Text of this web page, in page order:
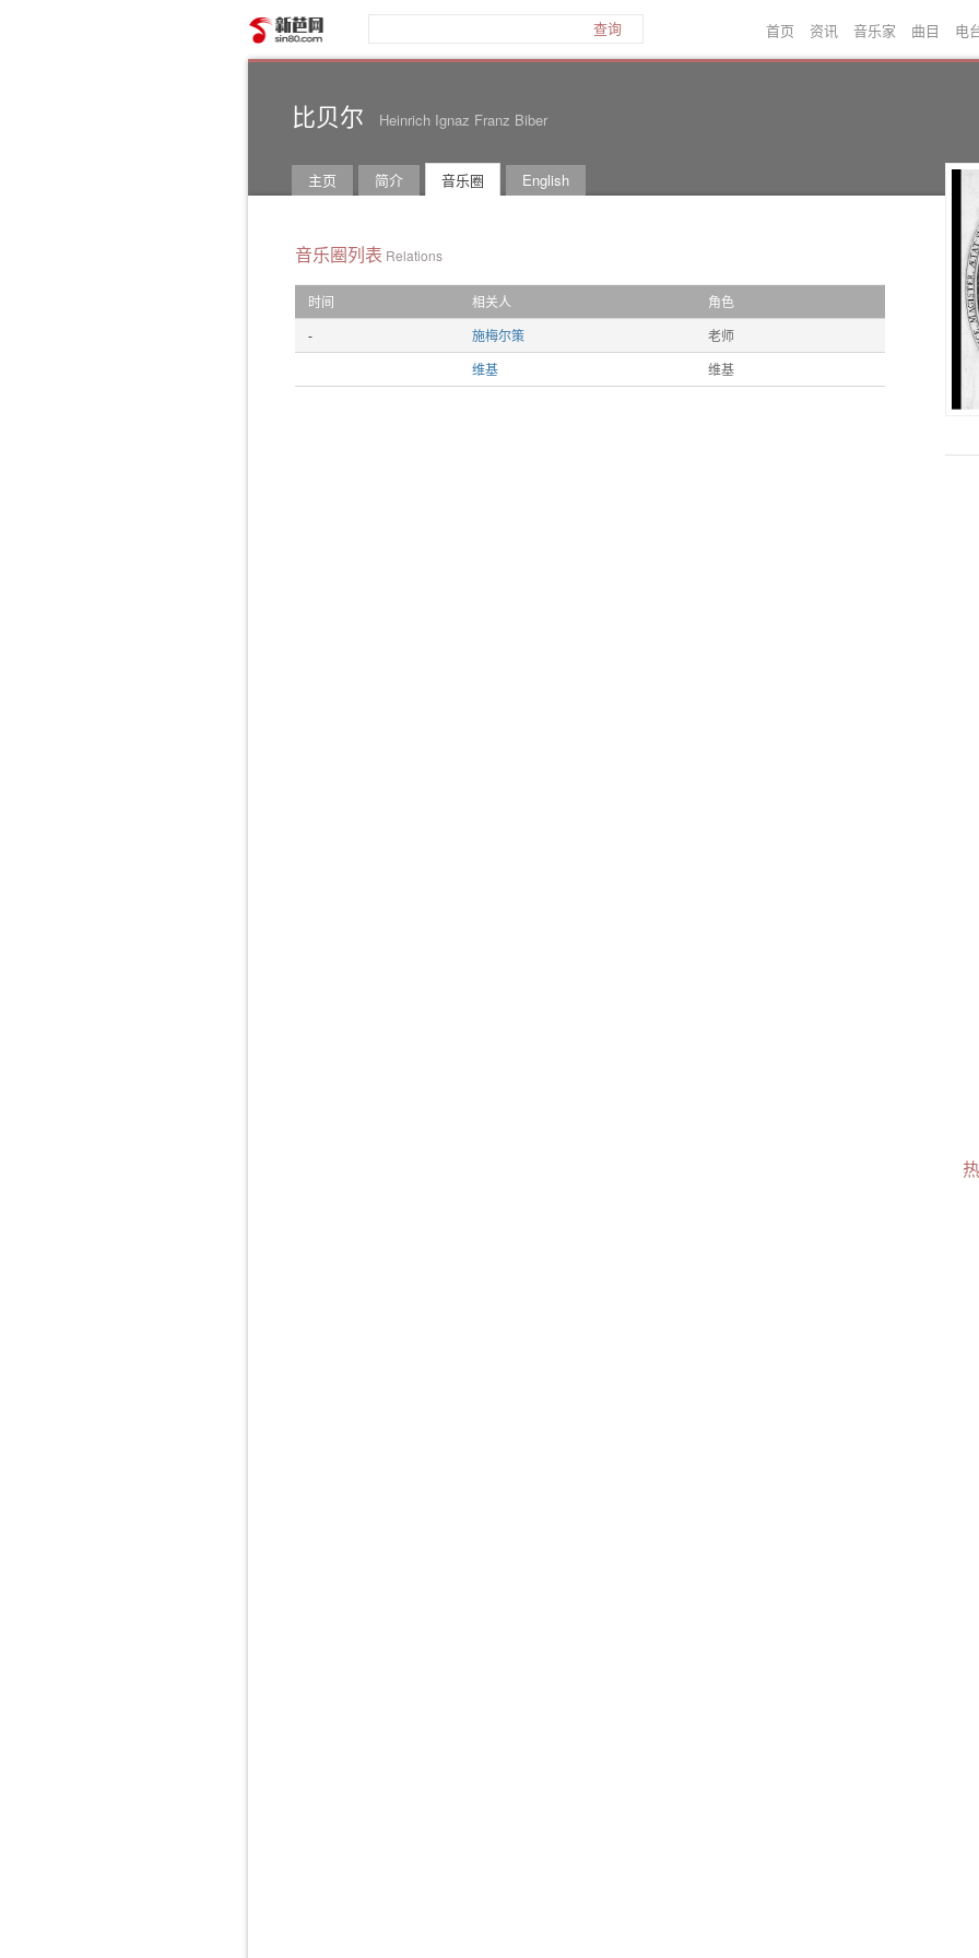
查询 首页 资讯 音乐家 曲目 电
比贝尔 Heinrich Ignaz Franz Biber
主页 简介 音乐圈 English
音乐圈列表 Relations
时间 相关人
角色
-
施梅尔策
老师
维基
维基